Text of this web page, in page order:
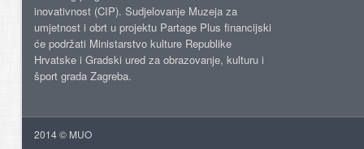
inovativnost (CIP). Sudjelovanje Muzeja za
umjetnost i obrt u projektu Partage Plus financijski
će podržati Ministarstvo kulture Republike
Hrvatske i Gradski ured za obrazovanje, kulturu i
šport grada Zagreba.
2014 © MUO